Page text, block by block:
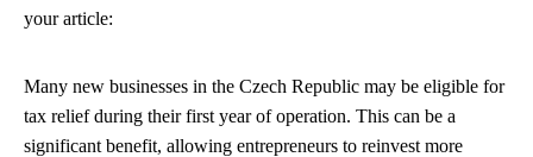
your article:
Many new businesses in the Czech Republic may be eligible for
tax relief during their first year of operation. This can be a
significant benefit, allowing entrepreneurs to reinvest more